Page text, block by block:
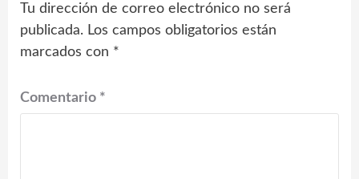
Tu dirección de correo electrónico no será
publicada. Los campos obligatorios están
marcados con *
Comentario *